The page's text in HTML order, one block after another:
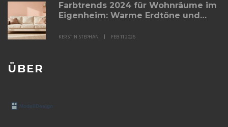
Farbtrends 2024 für Wohnräume im
Eigenheim: Warme Erdtöne und
Gemütlichkeit
KERSTIN STEPHAN FEB 11 2026
ÜBER